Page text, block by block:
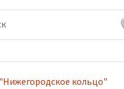
кольцо"